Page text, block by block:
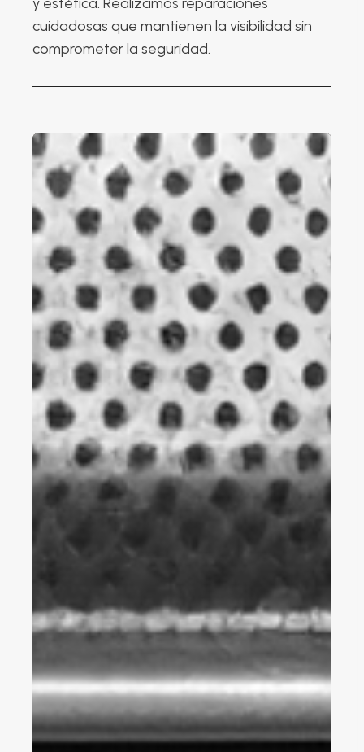
cuidadosas que mantienen la visibilidad sin
comprometer la seguridad.